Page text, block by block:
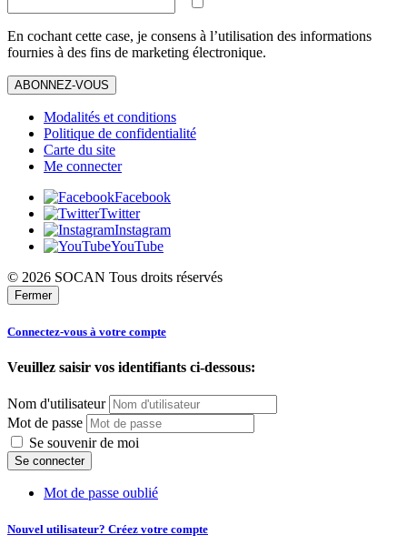
En cochant cette case, je consens à l’utilisation des informations
fournies à des fins de marketing électronique.
ABONNEZ-VOUS
Modalités et conditions
Politique de confidentialité
Carte du site
Me connecter
Facebook
Twitter
Instagram
YouTube
© 2026 SOCAN Tous droits réservés
Fermer
Connectez-vous à votre compte
Veuillez saisir vos identifiants ci-dessous:
Nom d'utilisateur
Mot de passe
Se souvenir de moi
Mot de passe oublié
Nouvel utilisateur? Créez votre compte